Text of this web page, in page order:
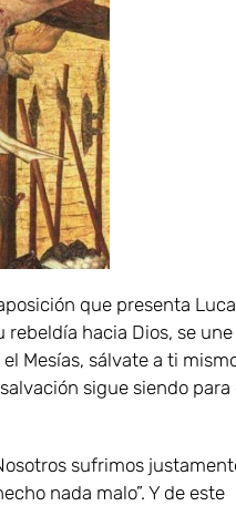
que presenta
rebeldía hacia Dios, se une
Mesías, sálvate a ti
sigue siendo para
sufrimos
nada malo”. Y de este